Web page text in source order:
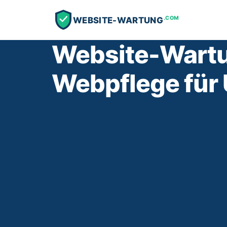
WEBSITE-WARTUNG.COM
Website-
Webpflege für